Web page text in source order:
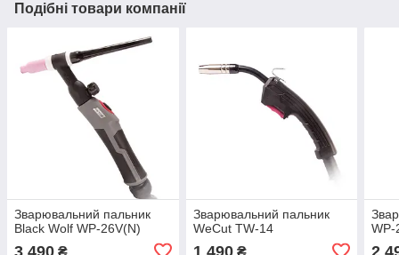
Подібні товари компанії
Зварювальний пальник
Black Wolf WP-26V(N)
3 490 ₴
Зварювальний пальник
WeCut TW-14
1 490₴
WP-
2